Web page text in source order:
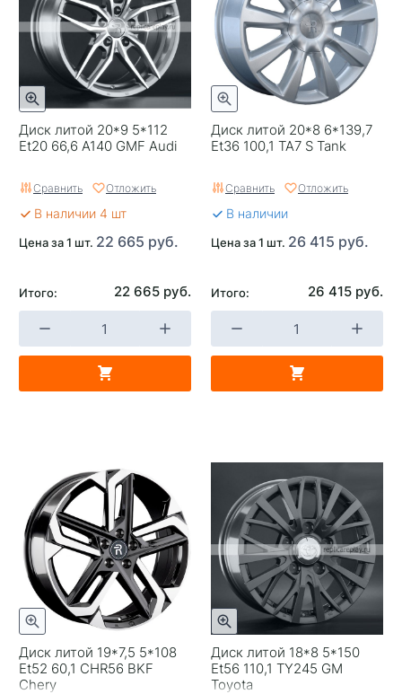
Применяемость
Универсальные
Тип диска
Литые
Гарантия
1 год
Цвет
Серебристый
Страна изготовителя
Китай
Диск литой 20*9 5*112
Et20 66,6 A140 GMF Audi
Сравнить Отложить
В наличии 4 шт
Цена за 1 шт. 22 665 руб.
Итого: 22 665 руб.
Диск литой 20*8 6*139,7
Et36 100,1 TA7 S Tank
Сравнить Отложить
В наличии
Цена за 1 шт. 26 415 руб.
Итого: 26 415 руб.
Диск литой 19*7,5 5*108
Et52 60,1 CHR56 BKF
Chery
Диск литой 18*8 5*150
Et56 110,1 TY245 GM
Toyota